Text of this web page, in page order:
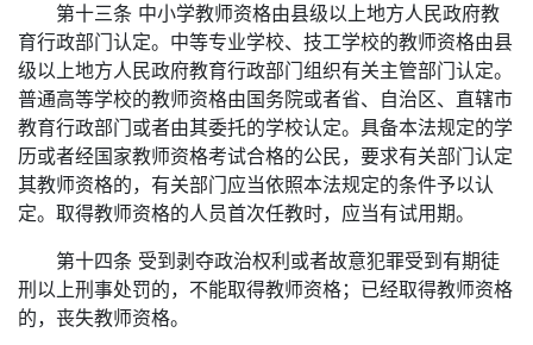
第十三条 中小学教师资格由县级以上地方人民政府教
育行政部门认定。中等专业学校、技工学校的教师资格由县
级以上地方人民政府教育行政部门组织有关主管部门认定。
普通高等学校的教师资格由国务院或者省、自治区、直辖市
教育行政部门或者由其委托的学校认定。具备本法规定的学
历或者经国家教师资格考试合格的公民，要求有关部门认定
其教师资格的，有关部门应当依照本法规定的条件予以认
定。取得教师资格的人员首次任教时，应当有试用期。
第十四条 受到剥夺政治权利或者故意犯罪受到有期徒
刑以上刑事处罚的，不能取得教师资格；已经取得教师资格
的，丧失教师资格。